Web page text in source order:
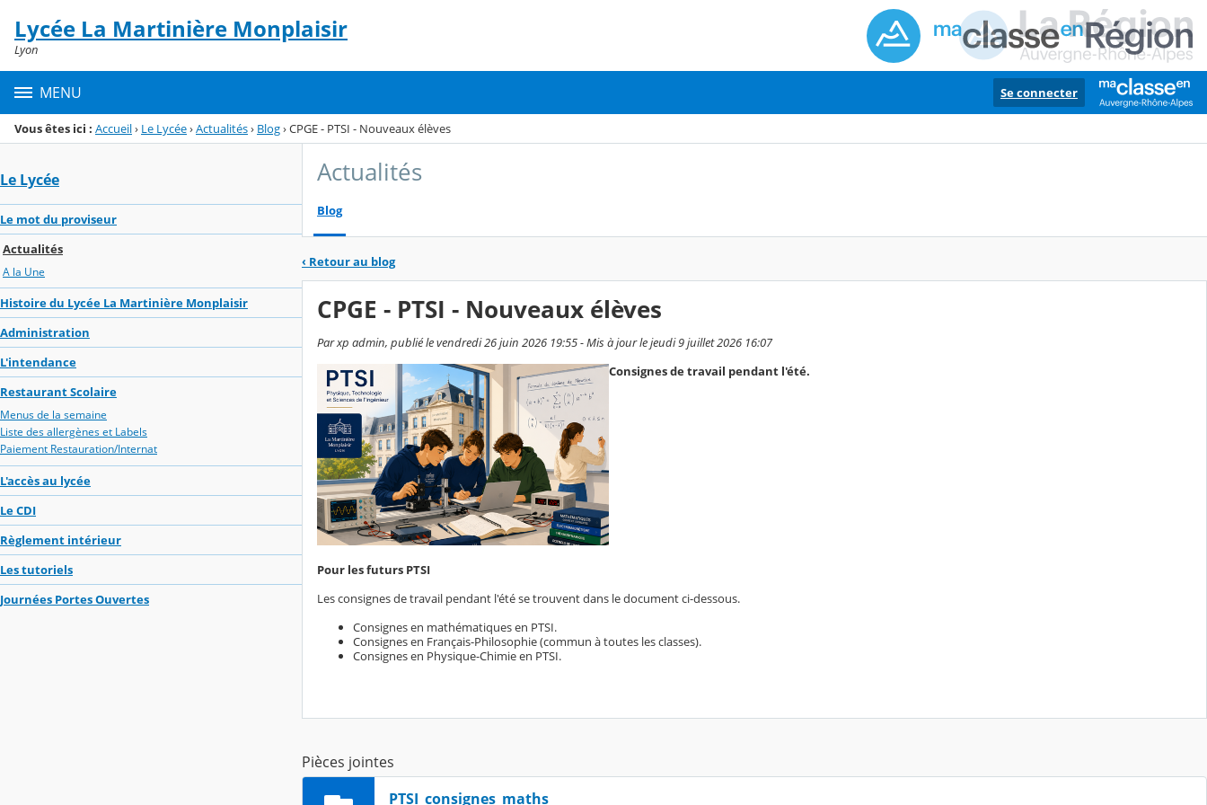
Menu de la rubrique
Contenu
Lycée La Martinière Monplaisir
Lyon
MENU Se connecter
Vous êtes ici : Accueil› Le Lycée›Actualités› Blog›CPGE - PTSI - Nouveaux élèves
Le Lycée
Le mot du proviseur
Actualités
A la Une
Histoire du Lycée La Martinière Monplaisir
Administration
L'intendance
Restaurant Scolaire
Menus de la semaine
Liste des allergènes et Labels
Paiement Restauration/Internat
L'accès au lycée
Le CDI
Règlement intérieur
Les tutoriels
Journées Portes Ouvertes
Actualités
Blog
‹ Retour au blog
CPGE - PTSI - Nouveaux élèves
Par xp admin, publié le vendredi 26 juin 2026 19:55 - Mis à jour le jeudi 9 juillet 2026 16:07
Consignes de travail pendant l'été.
Pour les futurs PTSI
Les consignes de travail pendant l'été se trouvent dans le document ci-dessous.
Consignes en mathématiques en PTSI.
Consignes en Français-Philosophie (commun à toutes les classes).
Consignes en Physique-Chimie en PTSI.
Pièces jointes
PTSI_consignes_maths